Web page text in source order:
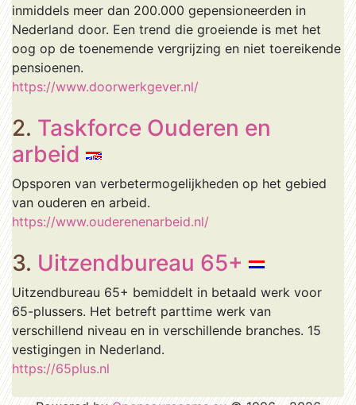
inmiddels meer dan 200.000 gepensioneerden in
Nederland door. Een trend die groeiende is met het
oog op de toenemende vergrijzing en niet toereikende
pensioenen.
https://www.doorwerkgever.nl/
2. Taskforce Ouderen en
arbeid
Opsporen van verbetermogelijkheden op het gebied
van ouderen en arbeid.
https://www.ouderenenarbeid.nl/
3. Uitzendbureau 65+
Uitzendbureau 65+ bemiddelt in betaald werk voor
65-plussers. Het betreft parttime werk van
verschillend niveau en in verschillende branches. 15
vestigingen in Nederland.
https://65plus.nl